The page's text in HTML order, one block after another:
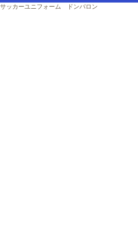
サッカーユニフォーム ドンバロン